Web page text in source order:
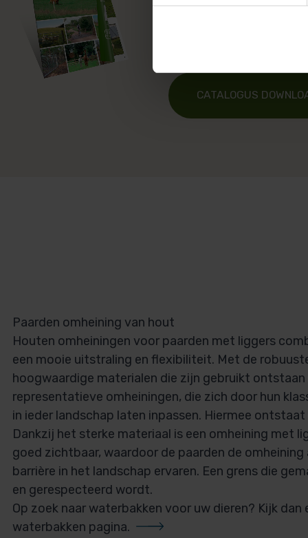
inspiratie en
CATALOGUS
Paarden omheining van hout
Houten omheiningen voor paarden met liggers
een mooie uitstraling en flexibiliteit. Met de
hoogwaardige materialen die zijn gebruikt
representatieve omheiningen, die zich door hun
in ieder landschap laten inpassen. Hiermee
Dankzij het sterke materiaal is een omheining met
goed zichtbaar, waardoor de paarden de omheining
barrière in het landschap ervaren. Een grens die
en gerespecteerd wordt.
Op zoek naar waterbakken voor uw dieren? Kijk dan
waterbakken pagina.